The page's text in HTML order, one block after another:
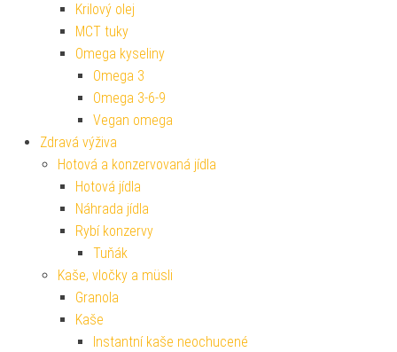
Krilový olej
MCT tuky
Omega kyseliny
Omega 3
Omega 3-6-9
Vegan omega
Zdravá výživa
Hotová a konzervovaná jídla
Hotová jídla
Náhrada jídla
Rybí konzervy
Tuňák
Kaše, vločky a müsli
Granola
Kaše
Instantní kaše neochucené